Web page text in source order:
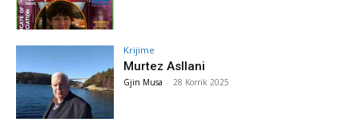
Krijime
Murtez Asllani
Gjin Musa - 28 Korrik 2025